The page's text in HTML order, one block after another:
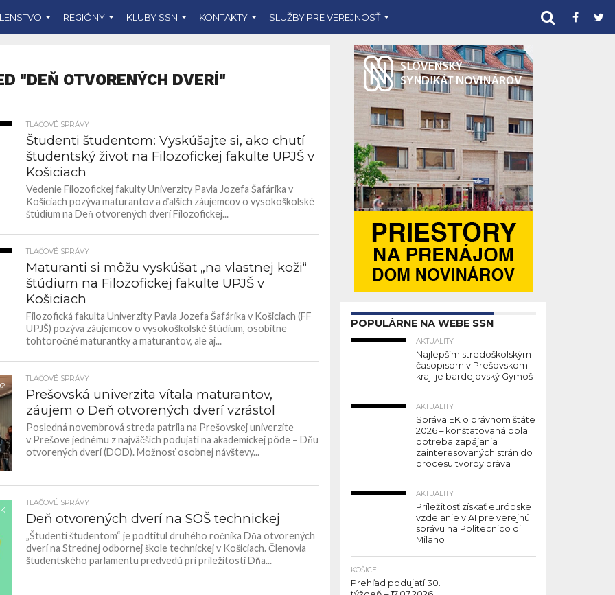
REGIÓNY KLUBY SSN KONTAKTY SLUŽBY PRE VEREJNOSŤ
"DEŇ OTVORENÝCH DVERÍ"
TLAČOVÉ SPRÁVY
Študenti študentom: Vyskúšajte si, ako chutí
študentský život na Filozofickej fakulte UPJŠ v
Košiciach
Vedenie Filozofickej fakulty Univerzity Pavla Jozefa Šafárika v
Košiciach pozýva maturantov a ďalších záujemcov o vysokoškolské
štúdium na Deň otvorených dverí Filozofickej...
TLAČOVÉ SPRÁVY
Maturanti si môžu vyskúšať „na vlastnej koži“
štúdium na Filozofickej fakulte UPJŠ v
Košiciach
Filozofická fakulta Univerzity Pavla Jozefa Šafárika v Košiciach (FF
UPJŠ) pozýva záujemcov o vysokoškolské štúdium, osobitne
tohtoročné maturantky a maturantov, ale aj...
TLAČOVÉ SPRÁVY
Prešovská univerzita vítala maturantov,
záujem o Deň otvorených dverí vzrástol
Posledná novembrová streda patrila na Prešovskej univerzite
v Prešove jednému z najväčších podujatí na akademickej pôde – Dňu
otvorených dverí (DOD). Možnosť osobnej návštevy...
TLAČOVÉ SPRÁVY
Deň otvorených dverí na SOŠ technickej
„Študenti študentom“ je podtitul druhého ročníka Dňa otvorených
dverí na Strednej odbornej škole technickej v Košiciach. Členovia
študentského parlamentu predvedú pri príležitosti Dňa...
POPULÁRNE NA WEBE SSN
AKTUALITY
Najlepším stredoškolským
časopisom v Prešovskom
kraji je bardejovský Gymoš
AKTUALITY
Správa EK o právnom štáte
2026 – konštatovaná bola
potreba zapájania
zainteresovaných strán do
procesu tvorby práva
AKTUALITY
Príležitosť získať európske
vzdelanie v AI pre verejnú
správu na Politecnico di
Milano
KOŠICE
Prehľad podujatí 30.